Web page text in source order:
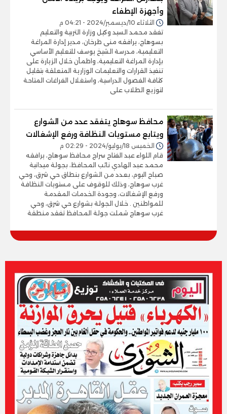
وأجهزة الإطفاء
الثلاثاء 10/ديسمبر/2024 - 04:21 م
تفقد محمد السيد وكيل وزارة التربية والتعليم
بسوهاج، يرافقه منى طرخان، مدير إدارة المراغة
التعليمية، مدرسة الشيخ يوسف للتعليم الأساسي
بإدارة المراغة التعليمية، واطمأن خلال الزيارة على
تنفيذ القرارات والتعليمات الوزارية المتعلقة بتقليل
كثافة الفصول الدراسية، واستغلال الفراغات المتاحة
لتوزيع الطلاب على
محافظ سوهاج يتفقد عدد من الشوارع
ويتابع مستويات النظافة ورفع الإشغالات
الخميس 18/يوليو/2024 - 02:29 م
قام اللواء عبد الفتاح سراج محافظ سوهاج، يرافقه
محمد عبد الهادي نائب المحافظ، بجولة ميدانية
صباح اليوم، بعدد من الشوارع بنطاق حي شرق، وحي
غرب سوهاج، وذلك للوقوف على مستويات النظافة
ورفع الإشغالات، وجودة الخدمات المقدمة
للمواطنين . خلال الجولة بشوارع حي شرق، وحي
غرب سوهاج شملت جولة المحافظ تفقد منطقة